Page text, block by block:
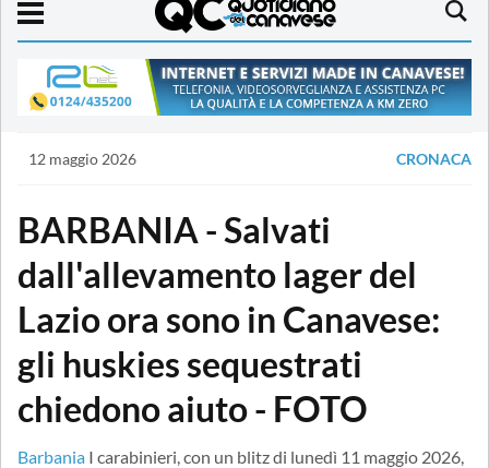
12 maggio 2026 CRONACA
BARBANIA - Salvati
dall'allevamento lager del
Lazio ora sono in Canavese:
gli huskies sequestrati
chiedono aiuto - FOTO
Barbania I carabinieri, con un blitz di lunedì 11 maggio 2026,